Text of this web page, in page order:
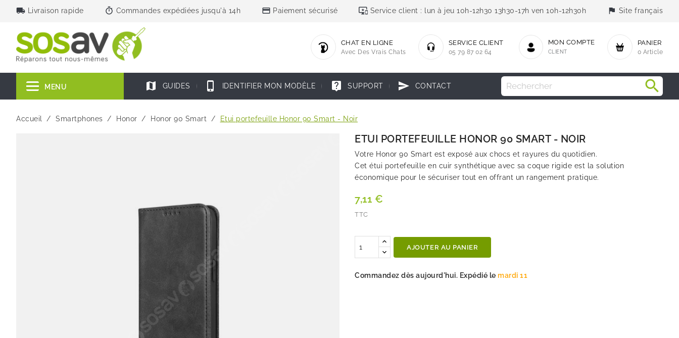
local_shipping Livraison rapide timer Commandes expédiées jusqu'à 14h credit_card Paiement sécurisé important_devices Service client : lun à jeu 10h-12h30 13h30-17h ven 10h-12h30h flag Site français
PANIER
0 Article
MON COMPTE
CLIENT
SERVICE CLIENT
05 79 87 02 64
CHAT EN LIGNE
Avec Des Vrais Chats
MENU map GUIDES phone_iphone IDENTIFIER MON MODÈLE live_help SUPPORT send CONTACT
Accueil Smartphones Honor Honor 90 Smart Etui portefeuille Honor 90 Smart - Noir
ETUI PORTEFEUILLE HONOR 90 SMART - NOIR
Votre Honor 90 Smart est exposé aux chocs et rayures du quotidien.
Cet étui portefeuille en cuir synthétique avec sa coque rigide est la solution
économique pour le sécuriser tout en offrant un rangement pratique.
7,11 €
TTC
AJOUTER AU PANIER
Commandez dès aujourd'hui. Expédié le mardi 11